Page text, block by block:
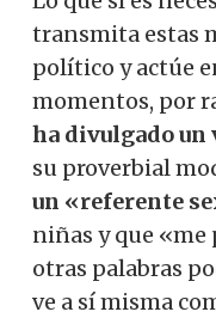
transmita estas
político y actúe
momentos, por
ha divulgado un
su proverbial
un «referente
niñas y que «me
otras palabras
ve a sí misma